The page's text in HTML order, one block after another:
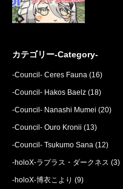
カテゴリー-Category-
-Council- Ceres Fauna (16)
-Council- Hakos Baelz (18)
-Council- Nanashi Mumei (20)
-Council- Ouro Kronii (13)
-Council- Tsukumo Sana (12)
-holoX-ラプラス・ダークネス (3)
-holoX-博衣こより (9)